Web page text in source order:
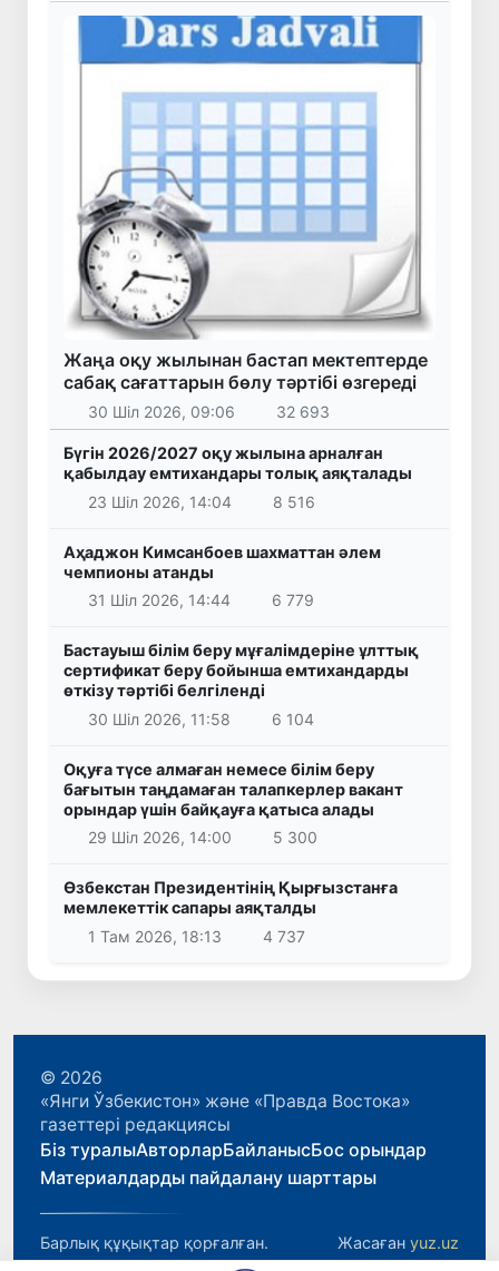
Жаңа оқу жылынан бастап мектептерде
сабақ сағаттарын бөлу тәртібі өзгереді
30 Шіл 2026, 09:06 32 693
Бүгін 2026/2027 оқу жылына арналған
қабылдау емтихандары толық аяқталады
23 Шіл 2026, 14:04
8 516
Аҳаджон Кимсанбоев шахматтан әлем
чемпионы атанды
31 Шіл 2026, 14:44
6 779
Бастауыш білім беру мұғалімдеріне ұлттық
сертификат беру бойынша емтихандарды
өткізу тәртібі белгіленді
30 Шіл 2026, 11:58
6 104
Оқуға түсе алмаған немесе білім беру
бағытын таңдамаған талапкерлер вакант
орындар үшін байқауға қатыса алады
29 Шіл 2026, 14:00
5 300
Өзбекстан Президентінің Қырғызстанға
мемлекеттік сапары аяқталды
1 Там 2026, 18:13
4 737
© 2026
«Янги Ўзбекистон» және «Правда Востока»
газеттері редакциясы
Біз туралыАвторларБайланысБос орындар
Материалдарды пайдалану шарттары
Барлық құқықтар қорғалған. Жасаған yuz.uz